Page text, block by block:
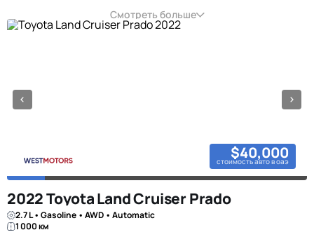
Смотреть больше
$40,000
стоимость авто в оаэ
2022 Toyota Land Cruiser Prado
2.7 L • Gasoline • AWD • Automatic
1 000 км